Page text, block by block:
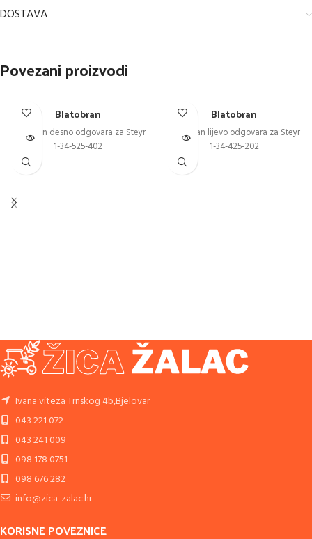
DOSTAVA
Povezani proizvodi
Blatobran
Blatobran desno odgovara za Steyr
1-34-525-402
Blatobran
Blatobran lijevo odgovara za Steyr
1-34-425-202
Ivana viteza Trnskog 4b,Bjelovar
043 221 072
043 241 009
098 178 0751
098 676 282
info@zica-zalac.hr
KORISNE POVEZNICE